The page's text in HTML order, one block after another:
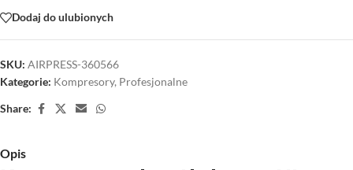
Dodaj do ulubionych
SKU: AIRPRESS-360566
Kategorie: Kompresory, Profesjonalne
Share:
Opis